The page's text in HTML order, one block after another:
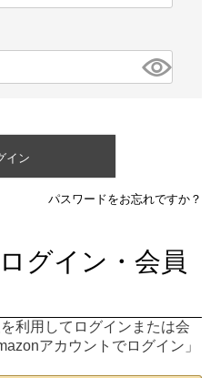
イン
パスワードをお忘れですか？
グイン・会員
利用してログインまたは会
アカウントでログイン」